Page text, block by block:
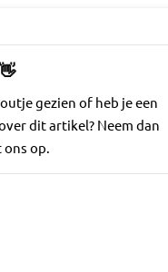
👋
gezien of heb je een
dit artikel? Neem dan
op.